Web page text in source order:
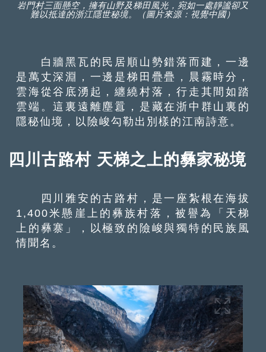
岩門村三面懸空，擁有山野及梯田風光，宛如一處靜謐卻又
難以抵達的浙江隱世秘境。（圖片來源：視覺中國）
白牆黑瓦的民居順山勢錯落而建，一邊
是萬丈深淵，一邊是梯田疊疊，晨霧時分，
雲海從谷底湧起，纏繞村落，行走其間如踏
雲端。這裏遠離塵囂，是藏在浙中群山裏的
隱秘仙境，以險峻勾勒出別樣的江南詩意。
四川古路村 天梯之上的彝家秘境
四川雅安的古路村，是一座紮根在海拔
1,400米懸崖上的彝族村落，被譽為「天梯
上的彝寨」，以極致的險峻與獨特的民族風
情聞名。